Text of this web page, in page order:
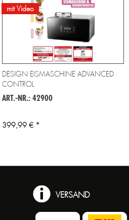
mit Video
DESIGN EISMASCHINE ADVANCED
CONTROL
ART.-NR.: 42900
399,99 € *
VERSAND